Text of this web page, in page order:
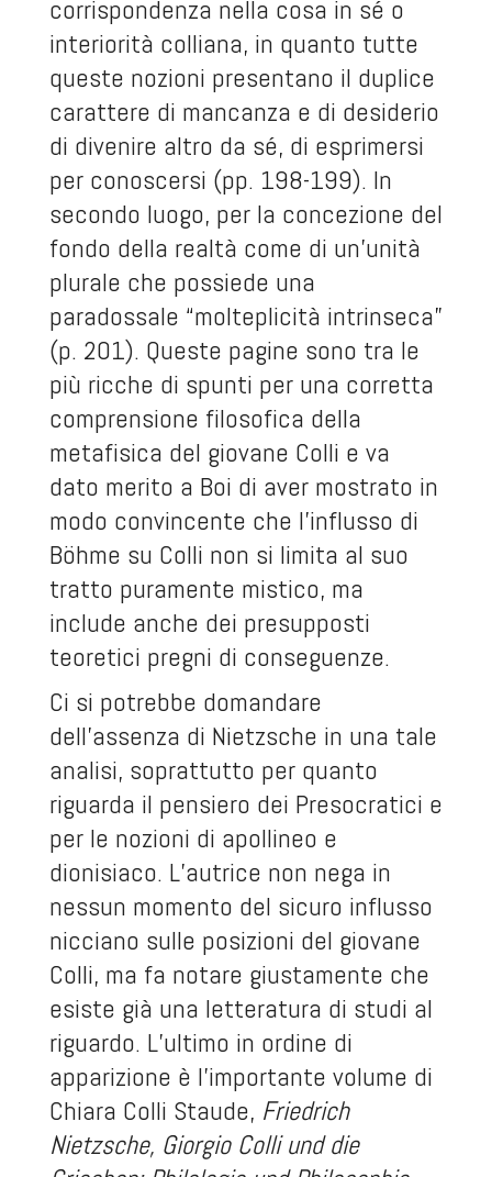
corrispondenza nella cosa in sé o
interiorità colliana, in quanto tutte
queste nozioni presentano il duplice
carattere di mancanza e di desiderio
di divenire altro da sé, di esprimersi
per conoscersi (pp. 198-199). In
secondo luogo, per la concezione del
fondo della realtà come di un’unità
plurale che possiede una
paradossale “molteplicità intrinseca”
(p. 201). Queste pagine sono tra le
più ricche di spunti per una corretta
comprensione filosofica della
metafisica del giovane Colli e va
dato merito a Boi di aver mostrato in
modo convincente che l’influsso di
Böhme su Colli non si limita al suo
tratto puramente mistico, ma
include anche dei presupposti
teoretici pregni di conseguenze.
Ci si potrebbe domandare
dell’assenza di Nietzsche in una tale
analisi, soprattutto per quanto
riguarda il pensiero dei Presocratici e
per le nozioni di apollineo e
dionisiaco. L’autrice non nega in
nessun momento del sicuro influsso
nicciano sulle posizioni del giovane
Colli, ma fa notare giustamente che
esiste già una letteratura di studi al
riguardo. L’ultimo in ordine di
apparizione è l’importante volume di
Chiara Colli Staude, Friedrich
Nietzsche, Giorgio Colli und die